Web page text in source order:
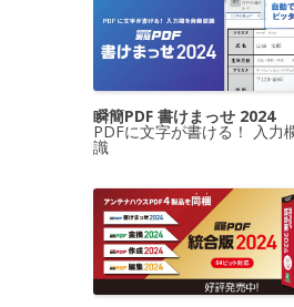
瞬簡PDF 書けまっせ 2024
PDFに文字が書ける！ 入力
識